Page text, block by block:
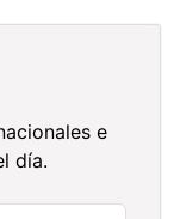
e
día.